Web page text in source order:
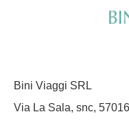
Bini Viaggi SRL
Via La Sala, snc,